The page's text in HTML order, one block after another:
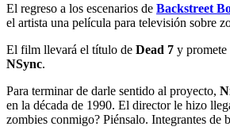
El regreso a los escenarios de Backstreet
el artista una película para televisión sobre
El film llevará el título de Dead 7 y promete
NSync.
Para terminar de darle sentido al proyecto,
en la década de 1990. El director le hizo
zombies conmigo? Piénsalo. Integrantes de